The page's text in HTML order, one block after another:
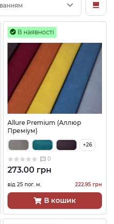
В наявності
Allure Premium (Аллюр
Преміум)
+26
0
273.00 грн
від 25 пог. м. 222.95 грн
В кошик